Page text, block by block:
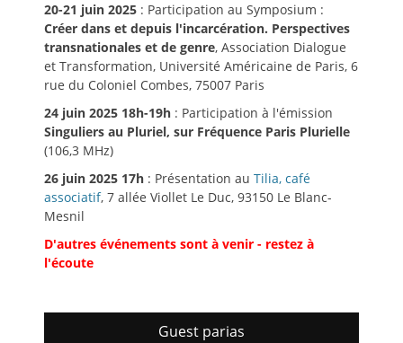
20-21 juin 2025 : Participation au Symposium :
Créer dans et depuis l'incarcération. Perspectives
transnationales et de genre, Association Dialogue
et Transformation, Université Américaine de Paris, 6
rue du Coloniel Combes, 75007 Paris
24 juin 2025 18h-19h : Participation à l'émission
Singuliers au Pluriel, sur Fréquence Paris Plurielle
(106,3 MHz)
26 juin 2025 17h : Présentation au Tilia, café
associatif, 7 allée Viollet Le Duc, 93150 Le Blanc-
Mesnil
D'autres événements sont à venir - restez à
l'écoute
Guest parias